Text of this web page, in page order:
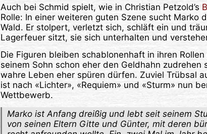
Auch bei Schmid spielt, wie in Christian Petzold’s
Rolle: In einer weiteren guten Szene sucht Marko
Wald. Er stolpert, verletzt sich, schläft ein und
Lagerfeuer sitzt, sie sich unterhalten und
Die Figuren bleiben schablonenhaft in ihren
seinem Sohn schon eher den Geldhahn
wahre Leben eher spüren dürfen. Zuviel Trübsal
ist nach «Lichter», «Requiem» und «Sturm» nun
Wettbewerb.
Marko ist Anfang dreißig und lebt seit seinem
von seinen Eltern Gitte und Günter, mit deren